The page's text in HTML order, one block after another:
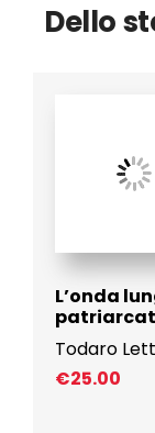
Dello
L’onda
Todaro
€25.00